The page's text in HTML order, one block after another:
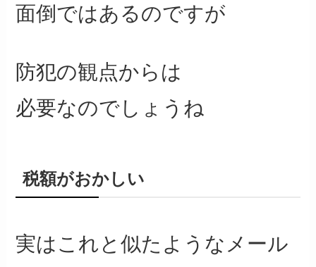
面倒ではあるのですが
防犯の観点からは
必要なのでしょうね
税額がおかしい
実はこれと似たようなメール